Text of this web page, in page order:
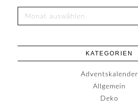
KATEGORIEN
Adventskalender
Allgemein
Deko